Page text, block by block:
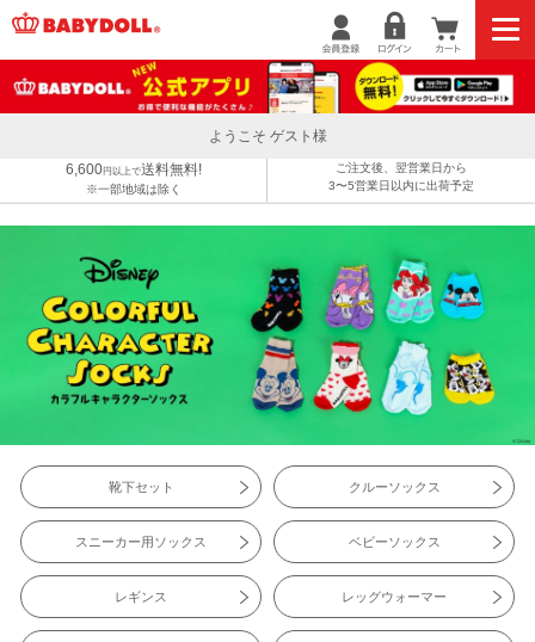
ようこそ ゲスト様
6,600円以上で送料無料!
※一部地域は除く
ご注文後、翌営業日から
3〜5営業日以内に出荷予定
靴下セット クルーソックス
スニーカー用ソックス ベビーソックス
レギンス レッグウォーマー